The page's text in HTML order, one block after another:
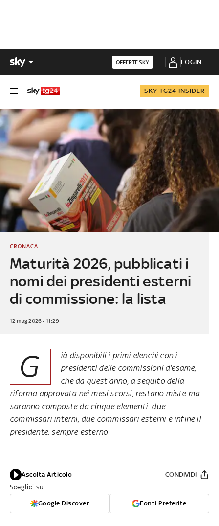
OFFERTE SKY LOGIN
SKY TG24 INSIDER
Maturità 2026, pubblicati i
nomi dei presidenti esterni
di commissione: la lista
CRONACA
12 mag 2026 - 11:29
G
ià disponibili i primi elenchi con i
presidenti delle commissioni d'esame,
che da quest'anno, a seguito della
riforma approvata nei mesi scorsi, restano miste ma
saranno composte da cinque elementi: due
commissari interni, due commissari esterni e infine il
presidente, sempre esterno
Ascolta Articolo
Sceglici su:
Google Discover Fonti Preferite
CONDIVIDI